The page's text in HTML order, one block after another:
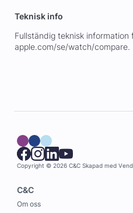
Teknisk info
Fullständig teknisk information
apple.com/se/watch/compare.
Copyright © 2026 C&C Skapad med
C&C
Om oss